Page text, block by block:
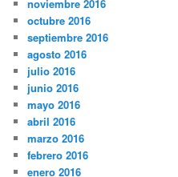
noviembre 2016
octubre 2016
septiembre 2016
agosto 2016
julio 2016
junio 2016
mayo 2016
abril 2016
marzo 2016
febrero 2016
enero 2016